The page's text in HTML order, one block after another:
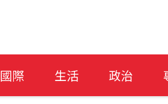
國際 生活 政治